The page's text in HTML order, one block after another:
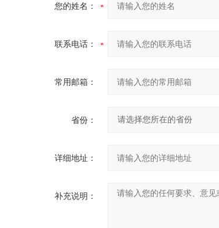
您的姓名：
联系电话：
常用邮箱：
省份：
详细地址：
补充说明：